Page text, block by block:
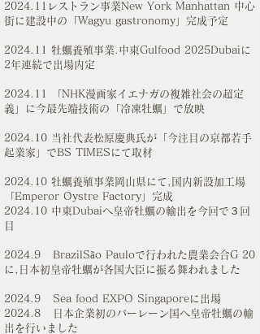
2024.11レストラン事業New York Manhattan 中心
街に建設中の「Wagyu gastronomy」完成予定
2024.11 牡蠣養殖事業.中東Gulfood 2025Dubaiに
2年連続で出場内定
2024.11 「NHK漫画家イエナガの複雑社会の超定
義」に今最先端技術の「冷凍牡蠣」で放映
2024.10 当社代表松原慶典氏が「今注目の京都若手
起業家」でBS TIMESにて取材
2024.10 牡蠣養殖事業岡山県にて,国内新設加工場
「Emperor Oystre Factory」完成
2024.10 中東Dubaiへ皇帝牡蠣の輸出を今回で３回
目
2024.9 BrazilSão Pauloで行われた農業会合G 20
に,日本初皇帝牡蠣が各国大臣に振る舞われました
2024.9 Sea food EXPO Singaporeに出場
2024.8 日本企業初のバーレーン国へ皇帝牡蠣の輸
出を行いました